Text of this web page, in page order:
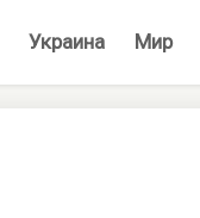
Украина Мир